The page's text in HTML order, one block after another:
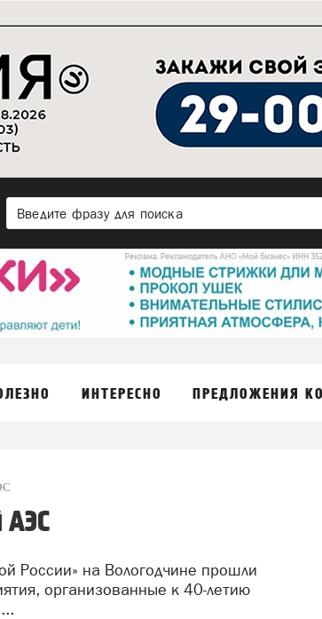
ИНТЕРЕСНО ПРЕДЛОЖЕНИЯ
АЭС
организованные к 40-летию